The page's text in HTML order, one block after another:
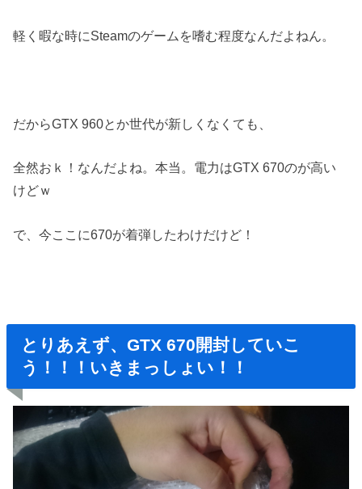
軽く暇な時にSteamのゲームを嗜む程度なんだよねん。
だからGTX 960とか世代が新しくなくても、
全然おｋ！なんだよね。本当。電力はGTX 670のが高い
けどｗ
で、今ここに670が着弾したわけだけど！
とりあえず、GTX 670開封していこ
う！！！いきまっしょい！！